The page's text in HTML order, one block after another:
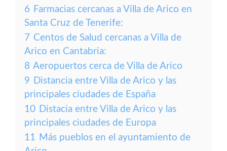
6 Farmacias cercanas a Villa de Arico en
Santa Cruz de Tenerife:
7 Centos de Salud cercanas a Villa de
Arico en Cantabria:
8 Aeropuertos cerca de Villa de Arico
9 Distancia entre Villa de Arico y las
principales ciudades de España
10 Distacia entre Villa de Arico y las
principales ciudades de Europa
11 Más pueblos en el ayuntamiento de